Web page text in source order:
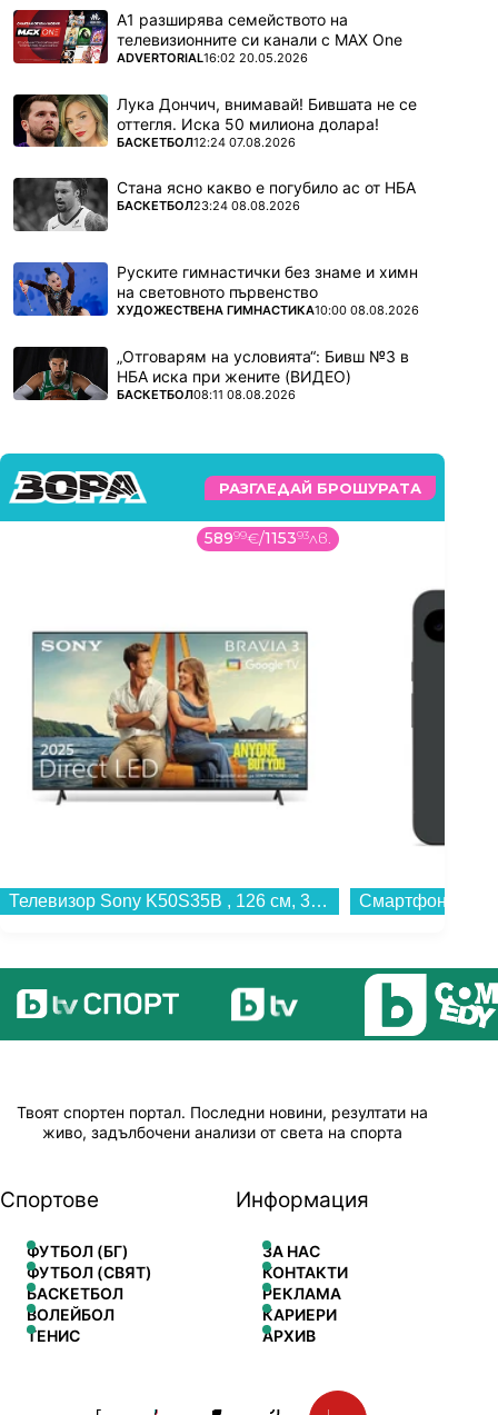
А1 разширява семейството на
телевизионните си канали с MAX One
ПОВЕЧЕ ОТ
ADVERTORIAL16:02 20.05.2026
Лука Дончич, внимавай! Бившата не се
оттегля. Иска 50 милиона долара!
ПОВЕЧЕ ОТ
БАСКЕТБОЛ12:24 07.08.2026
Стана ясно какво е погубило ас от НБА
ПОВЕЧЕ ОТ
БАСКЕТБОЛ23:24 08.08.2026
Руските гимнастички без знаме и химн
на световното първенство
ПОВЕЧЕ ОТ
ХУДОЖЕСТВЕНА ГИМНАСТИКА10:00 08.08.2026
„Отговарям на условията“: Бивш №3 в
НБА иска при жените (ВИДЕО)
ПОВЕЧЕ ОТ
БАСКЕТБОЛ08:11 08.08.2026
РАЗГЛЕДАЙ БРОШУРАТА
58999€/115393лв.
Телевизор Sony K50S35B , 126 см, 3840x2160 UHD-4K , 50 inch, Android , LED , Smart TV...
Твоят спортен портал. Последни новини, резултати на
живо, задълбочени анализи от света на спорта
Спортове
ФУТБОЛ (БГ)
ФУТБОЛ (СВЯТ)
БАСКЕТБОЛ
ВОЛЕЙБОЛ
ТЕНИС
Информация
ЗА НАС
КОНТАКТИ
РЕКЛАМА
КАРИЕРИ
АРХИВ